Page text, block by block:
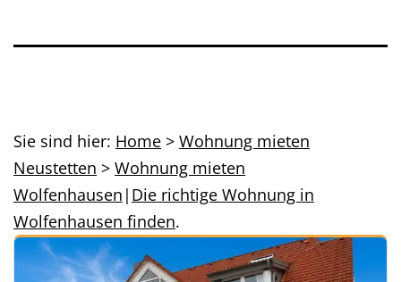
Sie sind hier: Home > Wohnung mieten
Neustetten > Wohnung mieten
Wolfenhausen | Die richtige Wohnung in
Wolfenhausen finden.